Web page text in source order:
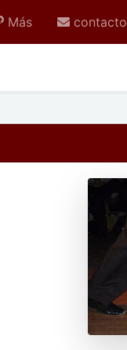
Más contacto